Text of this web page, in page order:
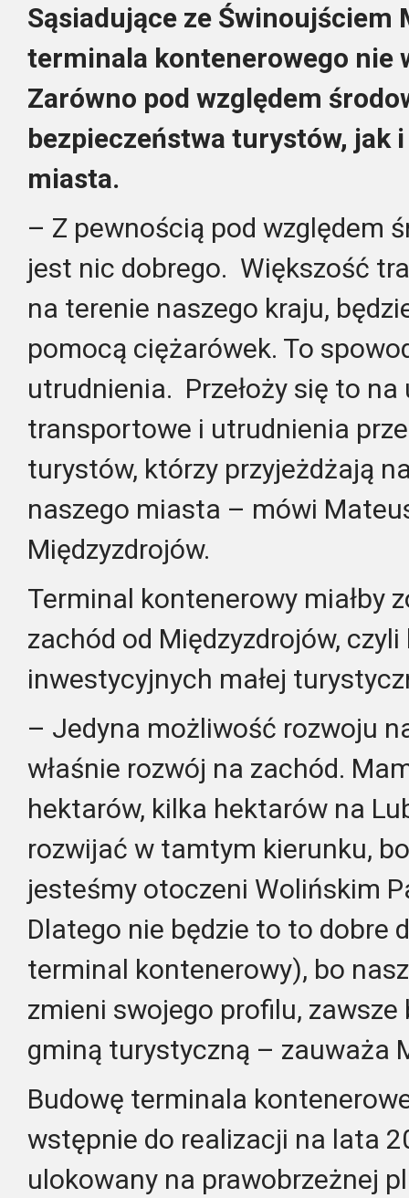
Sąsiadujące ze Świnoujściem
terminala kontenerowego nie
Zarówno pod względem
bezpieczeństwa turystów, jak
miasta.
– Z pewnością pod względem
jest nic dobrego. Większość
na terenie naszego kraju,
pomocą ciężarówek. To
utrudnienia. Przełoży się to
transportowe i utrudnienia
turystów, którzy przyjeżdżają
naszego miasta – mówi
Międzyzdrojów.
Terminal kontenerowy miałby
zachód od Międzyzdrojów,
inwestycyjnych małej
– Jedyna możliwość rozwoju
właśnie rozwój na zachód.
hektarów, kilka hektarów na
rozwijać w tamtym kierunku,
jesteśmy otoczeni Wolińskim
Dlatego nie będzie to to dobre
terminal kontenerowy), bo
zmieni swojego profilu, zawsze
gminą turystyczną – zauważa
Budowę terminala
wstępnie do realizacji na lata
ulokowany na prawobrzeżnej